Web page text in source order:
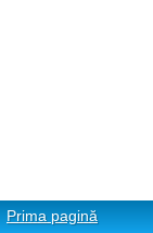
Prima pagină